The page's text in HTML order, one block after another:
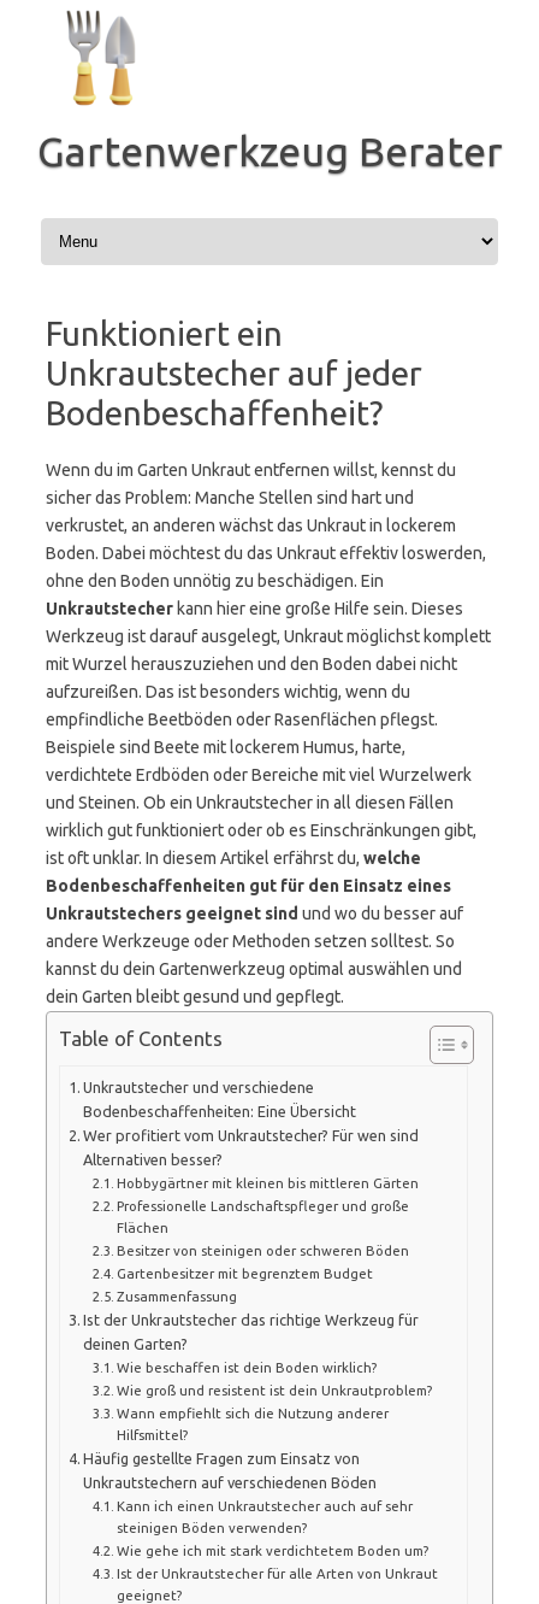
Inhalt
springen
Gartenwerkzeug Berater
Funktioniert ein
Unkrautstecher auf jeder
Bodenbeschaffenheit?
Wenn du im Garten Unkraut entfernen willst, kennst du
sicher das Problem: Manche Stellen sind hart und
verkrustet, an anderen wächst das Unkraut in lockerem
Boden. Dabei möchtest du das Unkraut effektiv loswerden,
ohne den Boden unnötig zu beschädigen. Ein
Unkrautstecher kann hier eine große Hilfe sein. Dieses
Werkzeug ist darauf ausgelegt, Unkraut möglichst komplett
mit Wurzel herauszuziehen und den Boden dabei nicht
aufzureißen. Das ist besonders wichtig, wenn du
empfindliche Beetböden oder Rasenflächen pflegst.
Beispiele sind Beete mit lockerem Humus, harte,
verdichtete Erdböden oder Bereiche mit viel Wurzelwerk
und Steinen. Ob ein Unkrautstecher in all diesen Fällen
wirklich gut funktioniert oder ob es Einschränkungen gibt,
ist oft unklar. In diesem Artikel erfährst du, welche
Bodenbeschaffenheiten gut für den Einsatz eines
Unkrautstechers geeignet sind und wo du besser auf
andere Werkzeuge oder Methoden setzen solltest. So
kannst du dein Gartenwerkzeug optimal auswählen und
dein Garten bleibt gesund und gepflegt.
Table of Contents
Unkrautstecher und verschiedene
Bodenbeschaffenheiten: Eine Übersicht
Wer profitiert vom Unkrautstecher? Für wen sind
Alternativen besser?
Hobbygärtner mit kleinen bis mittleren Gärten
Professionelle Landschaftspfleger und große
Flächen
Besitzer von steinigen oder schweren Böden
Gartenbesitzer mit begrenztem Budget
Zusammenfassung
Ist der Unkrautstecher das richtige Werkzeug für
deinen Garten?
Wie beschaffen ist dein Boden wirklich?
Wie groß und resistent ist dein Unkrautproblem?
Wann empfiehlt sich die Nutzung anderer
Hilfsmittel?
Häufig gestellte Fragen zum Einsatz von
Unkrautstechern auf verschiedenen Böden
Kann ich einen Unkrautstecher auch auf sehr
steinigen Böden verwenden?
Wie gehe ich mit stark verdichtetem Boden um?
Ist der Unkrautstecher für alle Arten von Unkraut
geeignet?